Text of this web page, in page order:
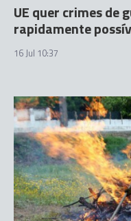
UE quer crimes de
rapidamente
16 Jul 10:37